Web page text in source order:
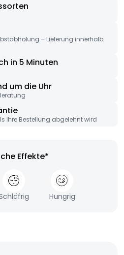
– Lieferung innerhalb
in 5 Minuten
um die Uhr
Ihre Bestellung abgelehnt wird
Effekte*
Hungrig